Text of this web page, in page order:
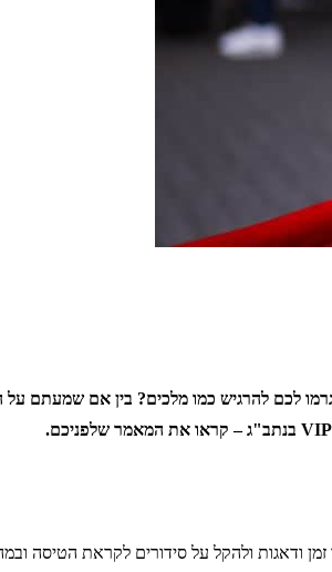
ודאגות ולהקל על סידורים לקראת הטיסה